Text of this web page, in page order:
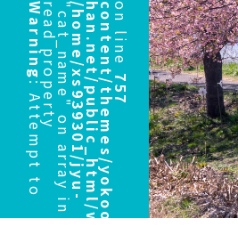
Warning
:
A
t
t
e
m
p
t
t
o
r
e
a
d
p
r
o
p
e
r
t
y
"
c
a
t
_
n
a
m
e
"
o
n
a
r
r
a
y
i
n/
h
o
m
e
/
x
s
9
3
9
3
0
1
/
j
y
u
-
h
a
n
.
n
e
t
/
p
u
b
l
i
c
_
h
t
m
l
/
w
p
/
w
p
-
c
o
n
t
e
n
t
/
t
h
e
m
e
s
/
y
o
k
o
o
/
h
e
a
d
e
r
.
p
hpon line
757